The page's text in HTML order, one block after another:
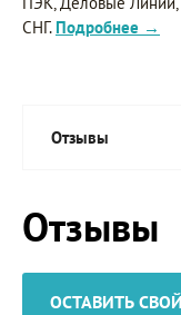
СНГ. Подробнее →
Отзывы
Отзывы
ОСТАВИТЬ